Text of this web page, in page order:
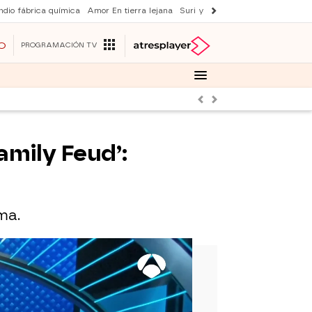
fábrica química Amor En tierra lejana Suri y Tom Cruise
PROGRAMACIÓN TV
AnteriorSiguiente
Feud’: